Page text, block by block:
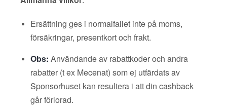
Ersättning ges i normalfallet inte på moms,
försäkringar, presentkort och frakt.
Obs: Användande av rabattkoder och andra
rabatter (t ex Mecenat) som ej utfärdats av
Sponsorhuset kan resultera i att din cashback
går förlorad.